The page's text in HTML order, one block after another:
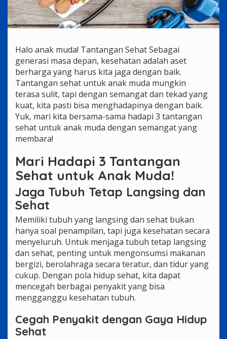
Halo anak muda! Tantangan Sehat Sebagai
generasi masa depan, kesehatan adalah aset
berharga yang harus kita jaga dengan baik.
Tantangan sehat untuk anak muda mungkin
terasa sulit, tapi dengan semangat dan tekad yang
kuat, kita pasti bisa menghadapinya dengan baik.
Yuk, mari kita bersama-sama hadapi 3 tantangan
sehat untuk anak muda dengan semangat yang
membara!
Mari Hadapi 3 Tantangan
Sehat untuk Anak Muda!
Jaga Tubuh Tetap Langsing dan
Sehat
Memiliki tubuh yang langsing dan sehat bukan
hanya soal penampilan, tapi juga kesehatan secara
menyeluruh. Untuk menjaga tubuh tetap langsing
dan sehat, penting untuk mengonsumsi makanan
bergizi, berolahraga secara teratur, dan tidur yang
cukup. Dengan pola hidup sehat, kita dapat
mencegah berbagai penyakit yang bisa
mengganggu kesehatan tubuh.
Cegah Penyakit dengan Gaya Hidup
Sehat